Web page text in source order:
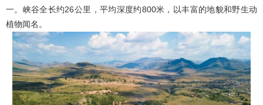
一。峡谷全长约26公里，平均深度约800米，以丰富的地貌和野生动
植物闻名。